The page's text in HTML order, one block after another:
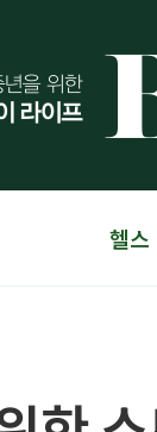
헬스